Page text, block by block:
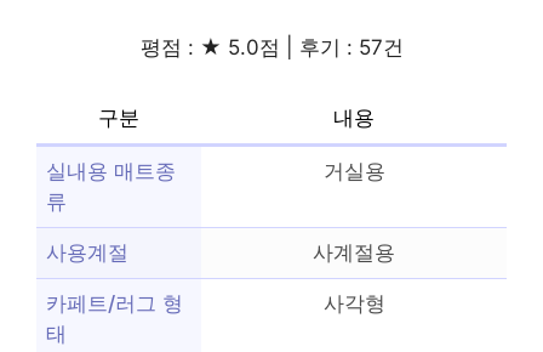
평점 : ★ 5.0점 | 후기 : 57건
구분 내용
실내용 매트종
류
거실용
사용계절 사계절용
카페트/러그 형
태
사각형